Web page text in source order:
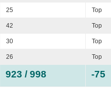
25 Top
42 Top
30 Top
26 Top
923 / 998 -75